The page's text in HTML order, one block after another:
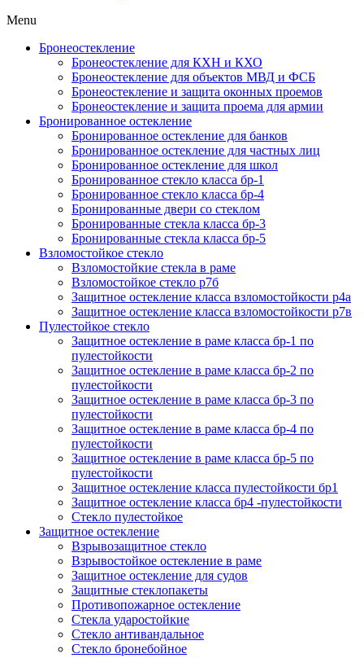
Menu
Бронеостекление
Бронеостекление для КХН и КХО
Бронеостекление для объектов МВД и ФСБ
Бронеостекление и защита оконных проемов
Бронеостекление и защита проема для армии
Бронированное остекление
Бронированное остекление для банков
Бронированное остекление для частных лиц
Бронированное остекление для школ
Бронированное стекло класса бр-1
Бронированное стекло класса бр-4
Бронированные двери со стеклом
Бронированные стекла класса бр-3
Бронированные стекла класса бр-5
Взломостойкое стекло
Взломостойкие стекла в раме
Взломостойкое стекло р7б
Защитное остекление класса взломостойкости р4а
Защитное остекление класса взломостойкости р7в
Пулестойкое стекло
Защитное остекление в раме класса бр-1 по
пулестойкости
Защитное остекление в раме класса бр-2 по
пулестойкости
Защитное остекление в раме класса бр-3 по
пулестойкости
Защитное остекление в раме класса бр-4 по
пулестойкости
Защитное остекление в раме класса бр-5 по
пулестойкости
Защитное остекление класса пулестойкости бр1
Защитное остекление класса бр4 -пулестойкости
Стекло пулестойкое
Защитное остекление
Взрывозащитное стекло
Взрывостойкое остекление в раме
Защитное остекление для судов
Защитные стеклопакеты
Противопожарное остекление
Стекла ударостойкие
Стекло антивандальное
Стекло бронебойное